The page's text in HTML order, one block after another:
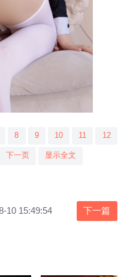
8 9 10 11 12
下一页 显示全文
10 15:49:54 下一篇